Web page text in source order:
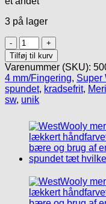
3 på lager
Håndfarvet
Merino
SW
325/
#84
antal
Tilføj til kurv
Varenummer (SKU):
4 mm/Fingering, Super
spundet, kradsefrit,
sw, unik